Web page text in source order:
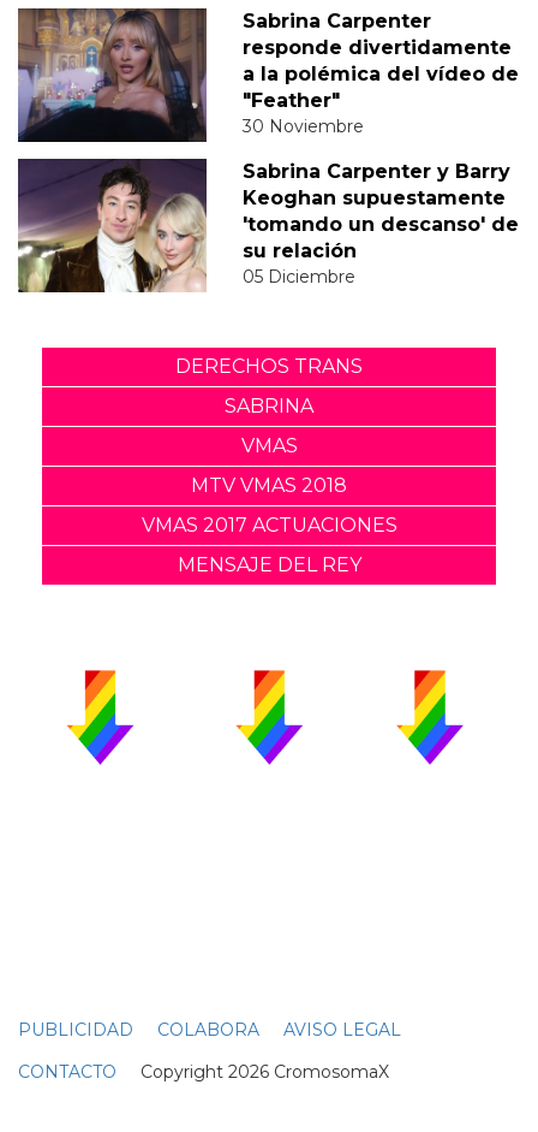
Sabrina Carpenter
responde divertidamente
a la polémica del vídeo de
"Feather"
30 Noviembre
Sabrina Carpenter y Barry
Keoghan supuestamente
'tomando un descanso' de
su relación
05 Diciembre
DERECHOS TRANS
SABRINA
VMAS
MTV VMAS 2018
VMAS 2017 ACTUACIONES
MENSAJE DEL REY
PUBLICIDAD COLABORA
AVISO LEGAL
CONTACTO Copyright 2026 CromosomaX